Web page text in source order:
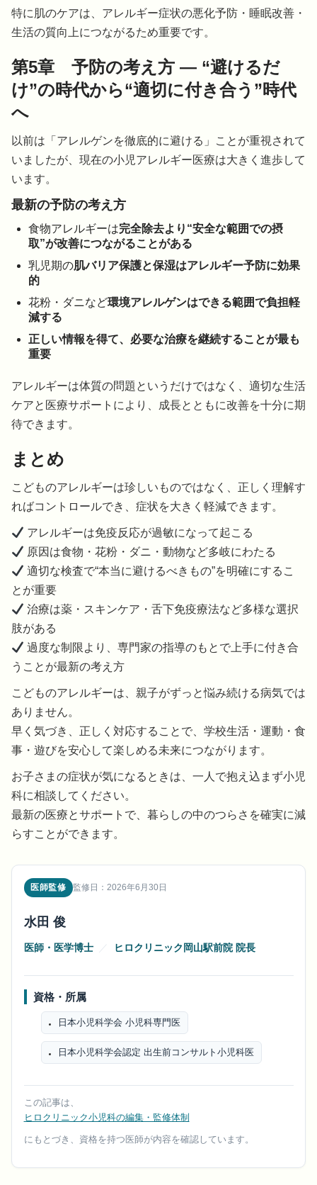
特に肌のケアは、アレルギー症状の悪化予防・睡眠改善・
生活の質向上につながるため重要です。
第5章 予防の考え方 ― “避けるだ
け”の時代から“適切に付き合う”時代
へ
以前は「アレルゲンを徹底的に避ける」ことが重視されて
いましたが、現在の小児アレルギー医療は大きく進歩して
います。
最新の予防の考え方
食物アレルギーは完全除去より“安全な範囲での摂
取”が改善につながることがある
乳児期の肌バリア保護と保湿はアレルギー予防に効果
的
花粉・ダニなど環境アレルゲンはできる範囲で負担軽
減する
正しい情報を得て、必要な治療を継続することが最も
重要
アレルギーは体質の問題というだけではなく、適切な生活
ケアと医療サポートにより、成長とともに改善を十分に期
待できます。
まとめ
こどものアレルギーは珍しいものではなく、正しく理解す
ればコントロールでき、症状を大きく軽減できます。
アレルギーは免疫反応が過敏になって起こる
原因は食物・花粉・ダニ・動物など多岐にわたる
適切な検査で“本当に避けるべきもの”を明確にするこ
とが重要
治療は薬・スキンケア・舌下免疫療法など多様な選択
肢がある
過度な制限より、専門家の指導のもとで上手に付き合
うことが最新の考え方
こどものアレルギーは、親子がずっと悩み続ける病気では
ありません。
早く気づき、正しく対応することで、学校生活・運動・食
事・遊びを安心して楽しめる未来につながります。
お子さまの症状が気になるときは、一人で抱え込まず小児
科に相談してください。
最新の医療とサポートで、暮らしの中のつらさを確実に減
らすことができます。
医師監修 監修日：2026年6月30日
水田 俊
医師・医学博士 ／ ヒロクリニック岡山駅前院 院長
資格・所属
日本小児科学会 小児科専門医
日本小児科学会認定 出生前コンサルト小児科医
この記事は、
ヒロクリニック小児科の編集・監修体制
にもとづき、資格を持つ医師が内容を確認しています。